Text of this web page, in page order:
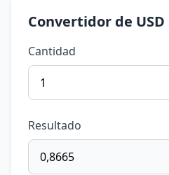
Convertidor de USD
Cantidad
Resultado